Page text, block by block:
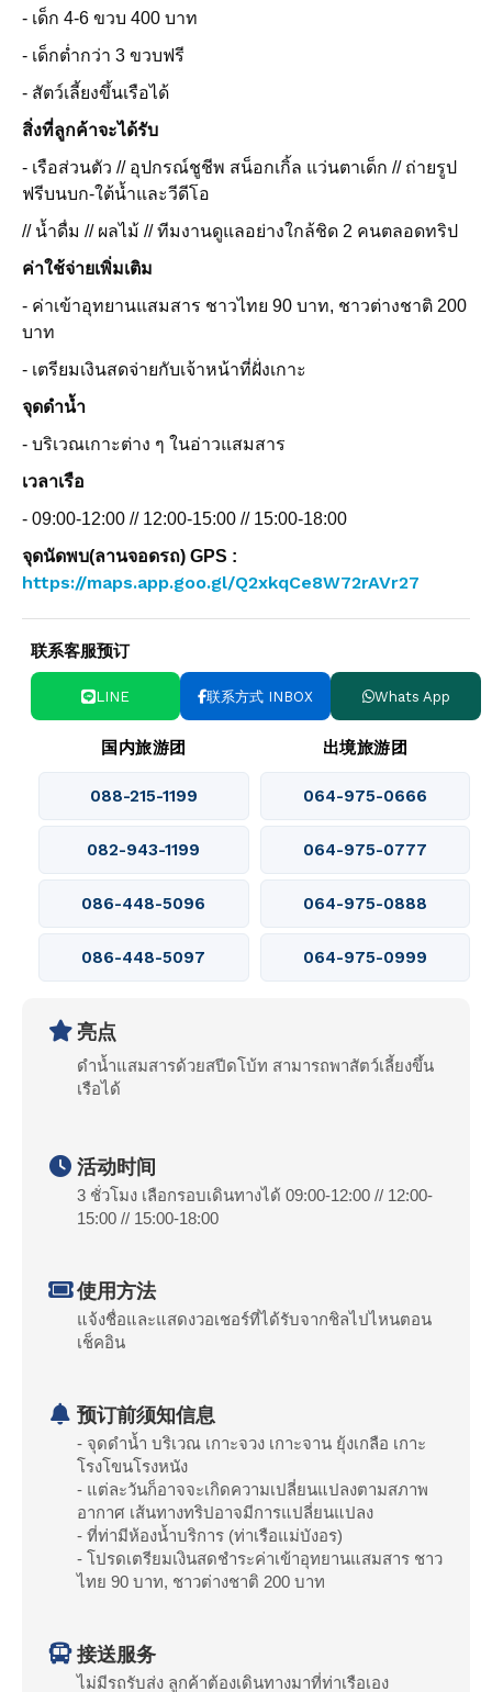
- เด็ก 4-6 ขวบ 400 บาท
- เด็กต่ำกว่า 3 ขวบฟรี
- สัตว์เลี้ยงขึ้นเรือได้
สิ่งที่ลูกค้าจะได้รับ
- เรือส่วนตัว // อุปกรณ์ชูชีพ สน็อกเกิ้ล แว่นตาเด็ก // ถ่ายรูป
ฟรีบนบก-ใต้น้ำและวีดีโอ
// น้ำดื่ม // ผลไม้ // ทีมงานดูแลอย่างใกล้ชิด 2 คนตลอดทริป
ค่าใช้จ่ายเพิ่มเติม
- ค่าเข้าอุทยานแสมสาร ชาวไทย 90 บาท, ชาวต่างชาติ 200
บาท
- เตรียมเงินสดจ่ายกับเจ้าหน้าที่ฝั่งเกาะ
จุดดำน้ำ
- บริเวณเกาะต่าง ๆ ในอ่าวแสมสาร
เวลาเรือ
- 09:00-12:00 // 12:00-15:00 // 15:00-18:00
จุดนัดพบ(ลานจอดรถ) GPS :
https://maps.app.goo.gl/Q2xkqCe8W72rAVr27
联系客服预订
LINE 联系方式 INBOX Whats App
国内旅游团 出境旅游团
088-215-1199 064-975-0666
082-943-1199 064-975-0777
086-448-5096 064-975-0888
086-448-5097 064-975-0999
亮点
ดำน้ำแสมสารด้วยสปีดโบ้ท สามารถพาสัตว์เลี้ยงขึ้น
เรือได้
活动时间
3 ชั่วโมง เลือกรอบเดินทางได้ 09:00-12:00 // 12:00-
15:00 // 15:00-18:00
使用方法
แจ้งชื่อและแสดงวอเชอร์ที่ได้รับจากชิลไปไหนตอน
เช็คอิน
预订前须知信息
- จุดดำน้ำ บริเวณ เกาะจวง เกาะจาน ยุ้งเกลือ เกาะ
โรงโขนโรงหนัง
- แต่ละวันก็อาจจะเกิดความเปลี่ยนแปลงตามสภาพ
อากาศ เส้นทางทริปอาจมีการแปลี่ยนแปลง
- ที่ท่ามีห้องน้ำบริการ (ท่าเรือแม่บังอร)
- โปรดเตรียมเงินสดชำระค่าเข้าอุทยานแสมสาร ชาว
ไทย 90 บาท, ชาวต่างชาติ 200 บาท
接送服务
ไม่มีรถรับส่ง ลูกค้าต้องเดินทางมาที่ท่าเรือเอง